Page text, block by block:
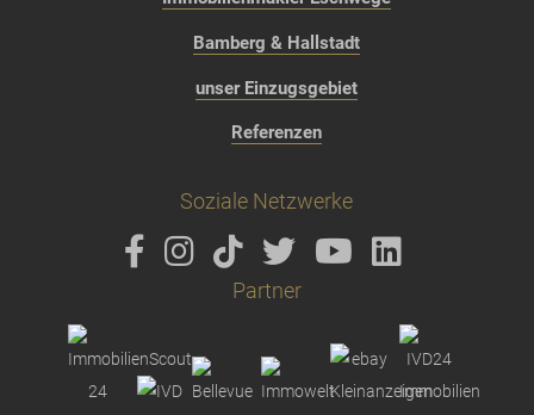
Bamberg & Hallstadt
unser Einzugsgebiet
Referenzen
Soziale Netzwerke
Partner